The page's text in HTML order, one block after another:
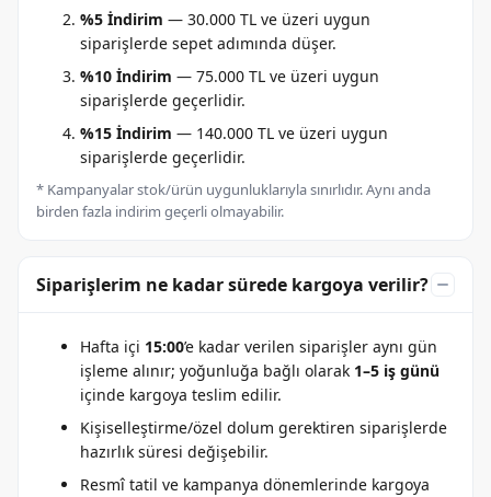
%5 İndirim — 30.000 TL ve üzeri uygun
siparişlerde sepet adımında düşer.
%10 İndirim — 75.000 TL ve üzeri uygun
siparişlerde geçerlidir.
%15 İndirim — 140.000 TL ve üzeri uygun
siparişlerde geçerlidir.
* Kampanyalar stok/ürün uygunluklarıyla sınırlıdır. Aynı anda
birden fazla indirim geçerli olmayabilir.
Siparişlerim ne kadar sürede kargoya verilir?
Hafta içi 15:00’e kadar verilen siparişler aynı gün
işleme alınır; yoğunluğa bağlı olarak 1–5 iş günü
içinde kargoya teslim edilir.
Kişiselleştirme/özel dolum gerektiren siparişlerde
hazırlık süresi değişebilir.
Resmî tatil ve kampanya dönemlerinde kargoya